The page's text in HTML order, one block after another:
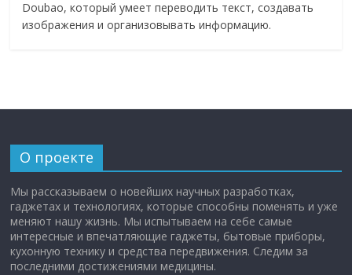
Doubao, который умеет переводить текст, создавать
изображения и организовывать информацию.
О проекте
Мы рассказываем о новейших научных разработках,
гаджетах и технологиях, которые способны поменять и уже
меняют нашу жизнь. Мы испытываем на себе самые
интересные и впечатляющие гаджеты, бытовые приборы,
кухонную технику и средства передвижения. Следим за
последними достижениями медицины.